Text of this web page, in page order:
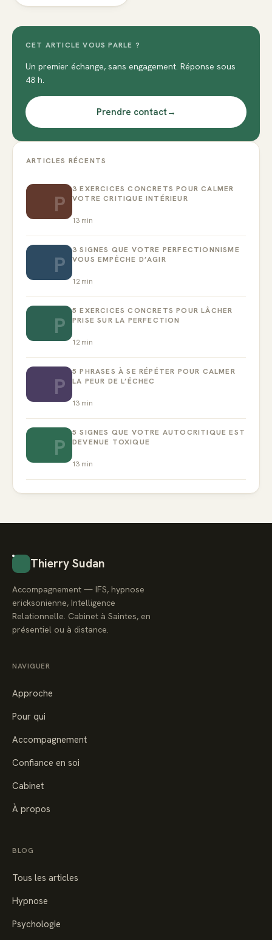
CET ARTICLE VOUS PARLE ?
Un premier échange, sans engagement. Réponse sous
48 h.
Prendre contact→
ARTICLES RÉCENTS
P
3 EXERCICES CONCRETS POUR CALMER
VOTRE CRITIQUE INTÉRIEUR
13 min
P
3 SIGNES QUE VOTRE PERFECTIONNISME
VOUS EMPÊCHE D’AGIR
12 min
P
5 EXERCICES CONCRETS POUR LÂCHER
PRISE SUR LA PERFECTION
12 min
P
5 PHRASES À SE RÉPÉTER POUR CALMER
LA PEUR DE L’ÉCHEC
13 min
P
5 SIGNES QUE VOTRE AUTOCRITIQUE EST
DEVENUE TOXIQUE
13 min
Thierry Sudan
Accompagnement — IFS, hypnose
ericksonienne, Intelligence
Relationnelle. Cabinet à Saintes, en
présentiel ou à distance.
NAVIGUER
Approche
Pour qui
Accompagnement
Confiance en soi
Cabinet
À propos
BLOG
Tous les articles
Hypnose
Psychologie